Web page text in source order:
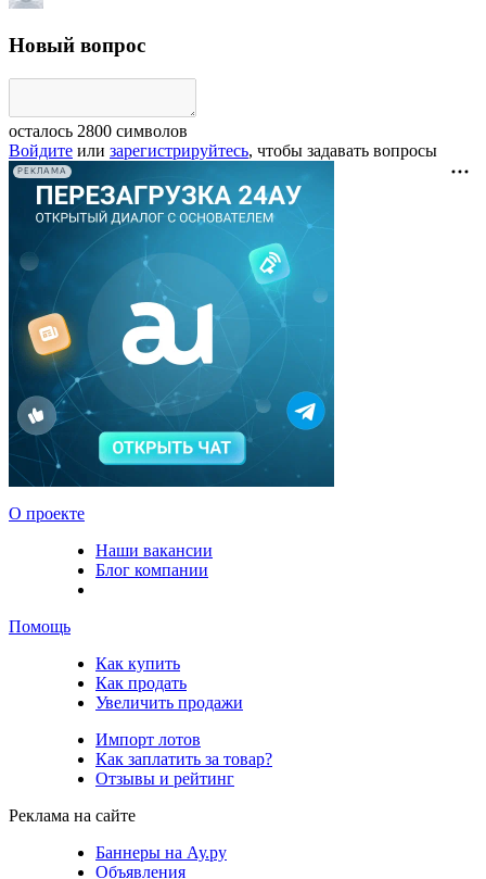
Новый вопрос
осталось 2800 символов
Войдите или зарегистрируйтесь, чтобы задавать вопросы
РЕКЛАМА
О проекте
Наши вакансии
Блог компании
Помощь
Как купить
Как продать
Увеличить продажи
Импорт лотов
Как заплатить за товар?
Отзывы и рейтинг
Реклама на сайте
Баннеры на Ау.ру
Объявления